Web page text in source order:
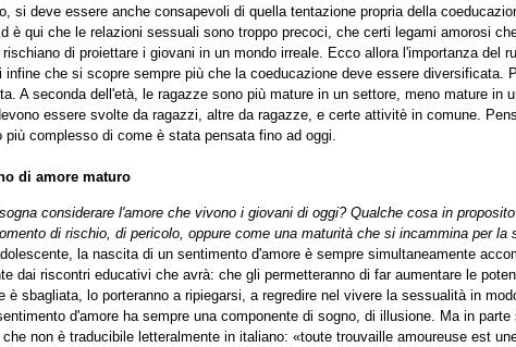
si deve essere anche consapevoli di quella tentazione propria della
è qui che le relazioni sessuali sono troppo precoci, che certi legami amorosi
di proiettare i giovani in un mondo irreale. Ecco allora l'importanza del
infine che si scopre sempre più che la coeducazione deve essere
A seconda dell'età, le ragazze sono più mature in un settore, meno mature
essere svolte da ragazzi, altre da ragazze, e certe attivitè in comune.
più complesso di come è stata pensata fino ad oggi.
di amore maturo
considerare l'amore che vivono i giovani di oggi? Qualche cosa in
di rischio, di pericolo, oppure come una maturità che si incammina per
la nascita di un sentimento d'amore è sempre simultaneamente
dai riscontri educativi che avrà: che gli permetteranno di far aumentare le
è sbagliata, lo porteranno a ripiegarsi, a regredire nel vivere la sessualità in
d'amore ha sempre una componente di sogno, di illusione. Ma in
non è traducibile letteralmente in italiano: «toute trouvaille amoureuse est